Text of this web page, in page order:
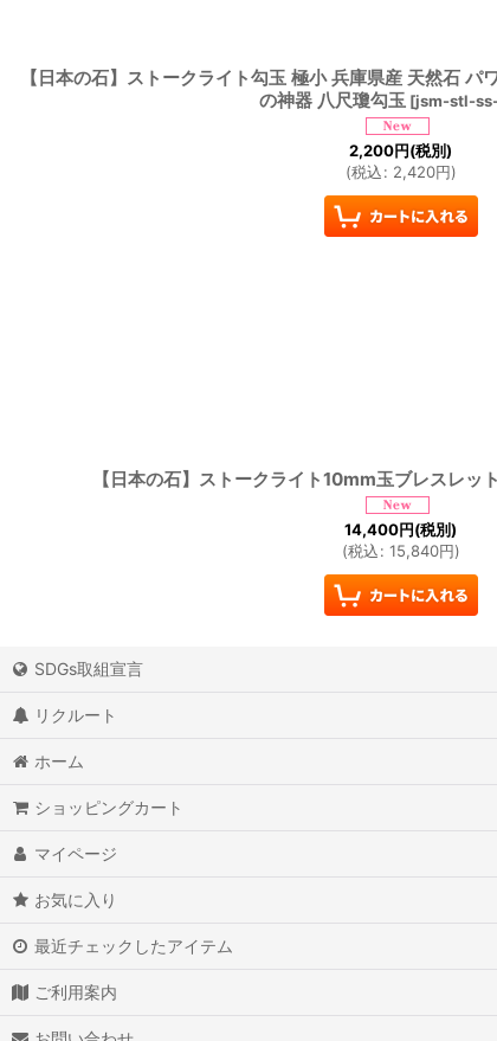
【日本の石】ストークライト勾玉 極小 兵庫県産 天然石
の神器 八尺瓊勾玉 [jsm-stl-
2,200円(税別)
(税込: 2,420円)
【日本の石】ストークライト10mm玉ブレスレット
14,400円(税別)
(税込: 15,840円)
SDGs取組宣言
リクルート
ホーム
ショッピングカート
マイページ
お気に入り
最近チェックしたアイテム
ご利用案内